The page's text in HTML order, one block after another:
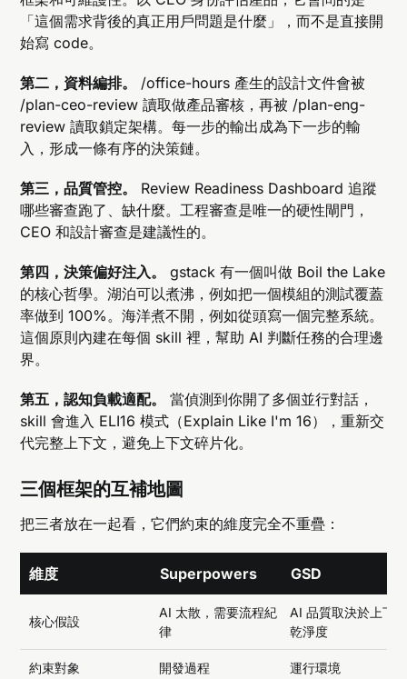
「這個需求背後的真正用戶問題是什麼」，而不是直接開
始寫 code。
第二，資料編排。
/office-hours 產生的設計文件會被
/plan-ceo-review 讀取做產品審核，再被 /plan-eng-
review 讀取鎖定架構。每一步的輸出成為下一步的輸
入，形成一條有序的決策鏈。
第三，品質管控。
Review Readiness Dashboard 追蹤
哪些審查跑了、缺什麼。工程審查是唯一的硬性閘門，
CEO 和設計審查是建議性的。
第四，決策偏好注入。
gstack 有一個叫做 Boil the Lake
的核心哲學。湖泊可以煮沸，例如把一個模組的測試覆蓋
率做到 100%。海洋煮不開，例如從頭寫一個完整系統。
這個原則內建在每個 skill 裡，幫助 AI 判斷任務的合理邊
界。
第五，認知負載適配。
當偵測到你開了多個並行對話，
skill 會進入 ELI16 模式（Explain Like I'm 16），重新交
代完整上下文，避免上下文碎片化。
三個框架的互補地圖
把三者放在一起看，它們約束的維度完全不重疊：
維度 Superpowers GSD
核心假設
AI 太散，需要流程紀
律
AI 品質取決於上下
乾淨度
約束對象 開發過程 運行環境